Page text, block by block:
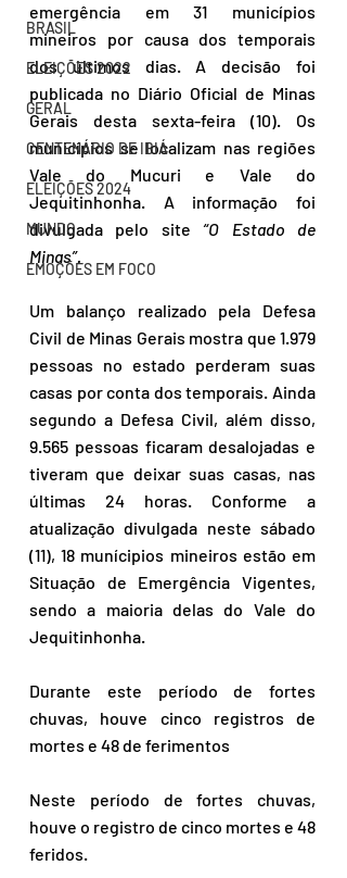
BRASIL
ELEIÇÕES 2022
GERAL
CENTENÁRIO DE IBIÁ
ELEIÇÕES 2024
MUNDO
EMOÇÕES EM FOCO
emergência em 31 municípios
mineiros por causa dos temporais
dos últimos dias. A decisão foi
publicada no Diário Oficial de Minas
Gerais desta sexta-feira (10). Os
municípios se localizam nas regiões
Vale do Mucuri e Vale do
Jequitinhonha. A informação foi
divulgada pelo site “O Estado de
Minas”.
Um balanço realizado pela Defesa
Civil de Minas Gerais mostra que 1.979
pessoas no estado perderam suas
casas por conta dos temporais. Ainda
segundo a Defesa Civil, além disso,
9.565 pessoas ficaram desalojadas e
tiveram que deixar suas casas, nas
últimas 24 horas. Conforme a
atualização divulgada neste sábado
(11), 18 munícipios mineiros estão em
Situação de Emergência Vigentes,
sendo a maioria delas do Vale do
Jequitinhonha.
Durante este período de fortes
chuvas, houve cinco registros de
mortes e 48 de ferimentos
Neste período de fortes chuvas,
houve o registro de cinco mortes e 48
feridos.